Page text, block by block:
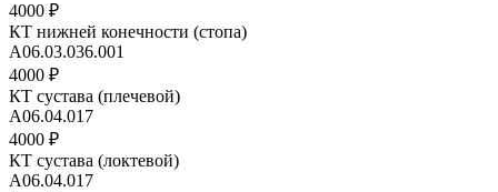
4000 ₽
КТ нижней конечности (стопа)
A06.03.036.001
4000 ₽
КТ сустава (плечевой)
А06.04.017
4000 ₽
КТ сустава (локтевой)
А06.04.017